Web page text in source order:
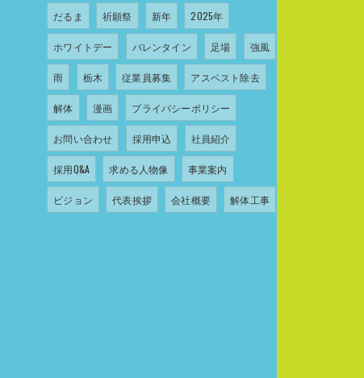
だるま 祈願祭 新年 2025年
ホワイトデー バレンタイン 足場 強風
雨 栃木 従業員募集 アスベスト除去
解体 漫画 プライバシーポリシー
お問い合わせ 採用申込 社員紹介
採用Q&A 求める人物像 事業案内
ビジョン 代表挨拶 会社概要 解体工事